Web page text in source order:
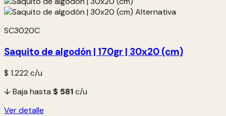
SC3020C
Saquito de algodón | 170gr | 30x20 (cm)
$ 1.222 c/u
↓ Baja hasta $ 581c/u
Ver detalle